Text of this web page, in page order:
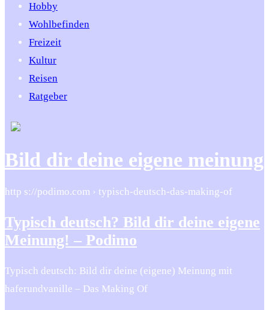
Hobby
Wohlbefinden
Freizeit
Kultur
Reisen
Ratgeber
Bild dir deine eigene meinung
http s://podimo.com › typisch-deutsch-das-making-of
Typisch deutsch? Bild dir deine eigene
Meinung! – Podimo
Typisch deutsch: Bild dir deine (eigene) Meinung mit
haferundvanille – Das Making Of